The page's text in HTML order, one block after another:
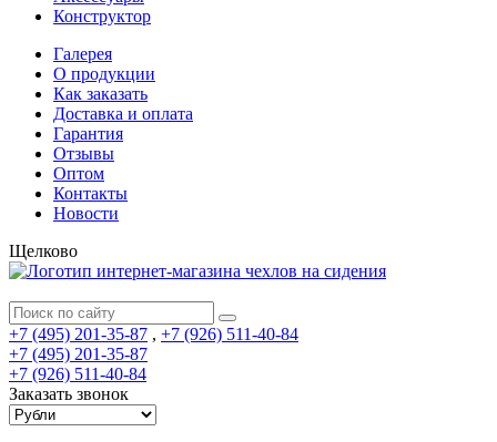
Конструктор
Галерея
О продукции
Как заказать
Доставка и оплата
Гарантия
Отзывы
Оптом
Контакты
Новости
Щелково
+7 (495) 201-35-87 , +7 (926) 511-40-84
+7 (495) 201-35-87
+7 (926) 511-40-84
Заказать звонок